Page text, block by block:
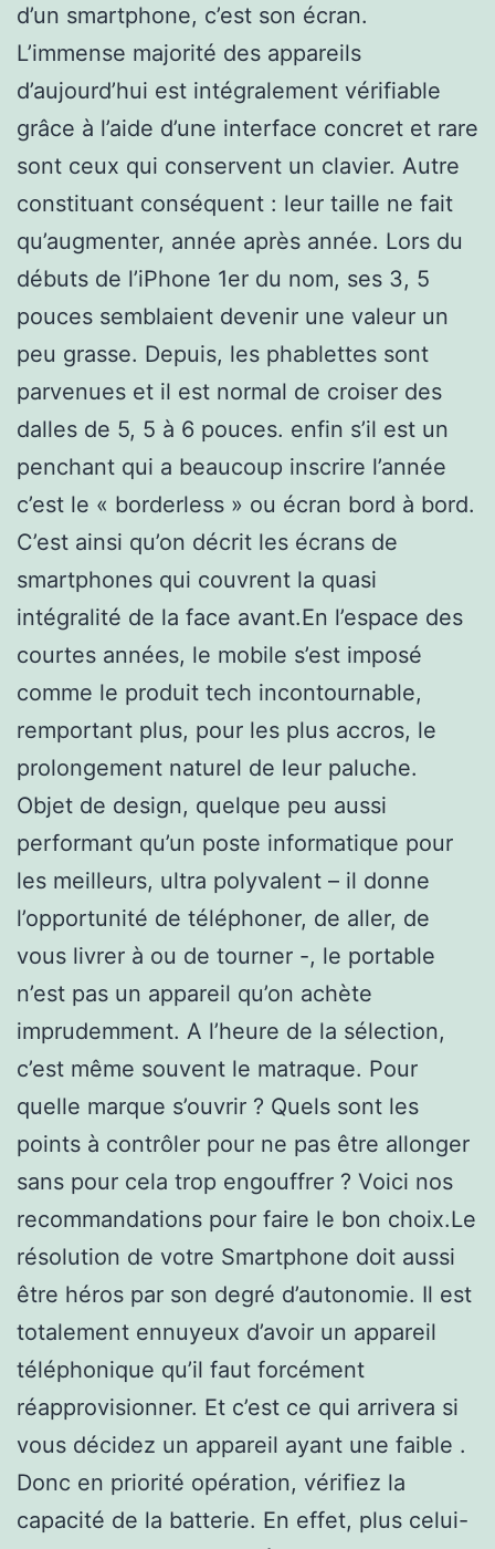
d’un smartphone, c’est son écran.
L’immense majorité des appareils
d’aujourd’hui est intégralement vérifiable
grâce à l’aide d’une interface concret et rare
sont ceux qui conservent un clavier. Autre
constituant conséquent : leur taille ne fait
qu’augmenter, année après année. Lors du
débuts de l’iPhone 1er du nom, ses 3, 5
pouces semblaient devenir une valeur un
peu grasse. Depuis, les phablettes sont
parvenues et il est normal de croiser des
dalles de 5, 5 à 6 pouces. enfin s’il est un
penchant qui a beaucoup inscrire l’année
c’est le « borderless » ou écran bord à bord.
C’est ainsi qu’on décrit les écrans de
smartphones qui couvrent la quasi
intégralité de la face avant.En l’espace des
courtes années, le mobile s’est imposé
comme le produit tech incontournable,
remportant plus, pour les plus accros, le
prolongement naturel de leur paluche.
Objet de design, quelque peu aussi
performant qu’un poste informatique pour
les meilleurs, ultra polyvalent – il donne
l’opportunité de téléphoner, de aller, de
vous livrer à ou de tourner -, le portable
n’est pas un appareil qu’on achète
imprudemment. A l’heure de la sélection,
c’est même souvent le matraque. Pour
quelle marque s’ouvrir ? Quels sont les
points à contrôler pour ne pas être allonger
sans pour cela trop engouffrer ? Voici nos
recommandations pour faire le bon choix.Le
résolution de votre Smartphone doit aussi
être héros par son degré d’autonomie. Il est
totalement ennuyeux d’avoir un appareil
téléphonique qu’il faut forcément
réapprovisionner. Et c’est ce qui arrivera si
vous décidez un appareil ayant une faible .
Donc en priorité opération, vérifiez la
capacité de la batterie. En effet, plus celui-